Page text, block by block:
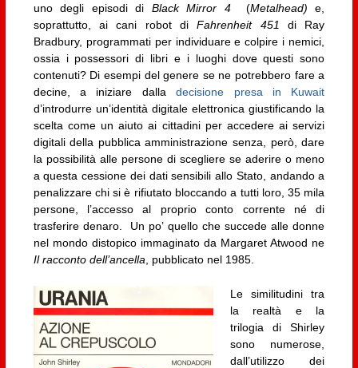
uno degli episodi di Black Mirror 4(Metalhead)e,
soprattutto, ai cani robot diFahrenheit 451
di Ray
Bradbury, programmati per individuare e colpire i nemici,
ossia i possessori di libri e i luoghi dove questi sono
contenuti? Di esempi del genere se ne potrebbero fare a
decine, a iniziare dalladecisione presa in Kuwait
d’introdurre un’identità digitale elettronica giustificando la
scelta come un aiuto ai cittadini per accedere ai servizi
digitali della pubblica amministrazione senza, però, dare
la possibilità alle persone di scegliere se aderire o meno
a questa cessione dei dati sensibili allo Stato, andando a
penalizzare chi si è rifiutato bloccando a tutti loro, 35 mila
persone, l’accesso al proprio conto corrente né di
trasferire denaro. Un po’ quello che succede alle donne
nel mondo distopico immaginato da Margaret Atwood ne
Il racconto dell’ancella , pubblicato nel 1985.
Le similitudini tra
la realtà e la
trilogia di Shirley
sono numerose,
dall’utilizzo dei